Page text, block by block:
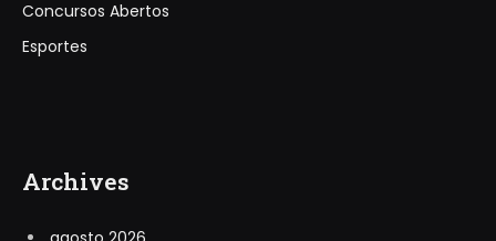
Concursos Abertos
Esportes
Archives